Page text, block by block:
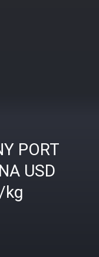
PORT
USD
kg